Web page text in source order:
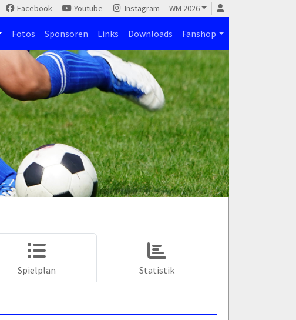
Facebook Youtube Instagram WM 2026
Fotos Sponsoren Links Downloads Fanshop
Spielplan Statistik